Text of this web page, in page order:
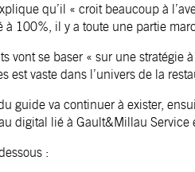
qu’il « croit beaucoup à
à 100%, il y a toute une partie
vont se baser « sur une stratégie
est vaste dans l’univers de la
guide va continuer à exister,
digital lié à Gault&Millau
: